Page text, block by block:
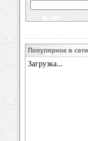
Популярное в сети